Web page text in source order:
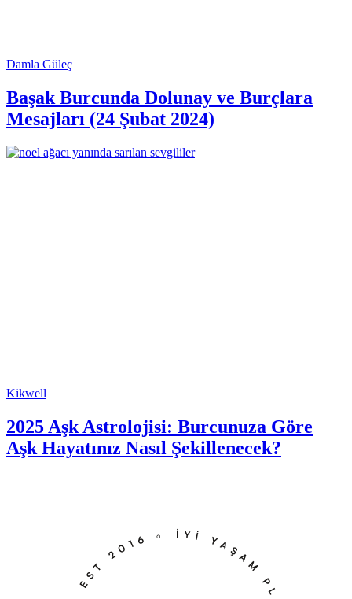
Damla Güleç
Başak Burcunda Dolunay ve Burçlara
Mesajları (24 Şubat 2024)
Kikwell
2025 Aşk Astrolojisi: Burcunuza Göre
Aşk Hayatınız Nasıl Şekillenecek?